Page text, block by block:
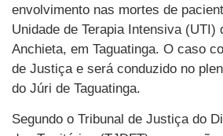
envolvimento nas mortes de
Unidade de Terapia Intensiva (UTI)
Anchieta, em Taguatinga. O caso
de Justiça e será conduzido no
do Júri de Taguatinga.
Segundo o Tribunal de Justiça do